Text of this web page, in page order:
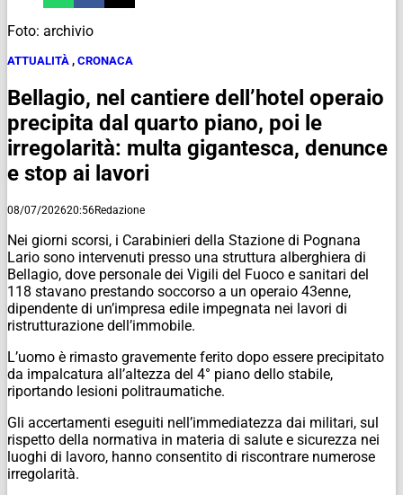
Foto: archivio
ATTUALITÀ , CRONACA
Bellagio, nel cantiere dell’hotel operaio
precipita dal quarto piano, poi le
irregolarità: multa gigantesca, denunce
e stop ai lavori
08/07/202620:56Redazione
Nei giorni scorsi, i Carabinieri della Stazione di Pognana
Lario sono intervenuti presso una struttura alberghiera di
Bellagio, dove personale dei Vigili del Fuoco e sanitari del
118 stavano prestando soccorso a un operaio 43enne,
dipendente di un’impresa edile impegnata nei lavori di
ristrutturazione dell’immobile.
L’uomo è rimasto gravemente ferito dopo essere precipitato
da impalcatura all’altezza del 4° piano dello stabile,
riportando lesioni politraumatiche.
Gli accertamenti eseguiti nell’immediatezza dai militari, sul
rispetto della normativa in materia di salute e sicurezza nei
luoghi di lavoro, hanno consentito di riscontrare numerose
irregolarità.